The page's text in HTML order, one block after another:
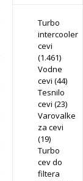
Turbo
intercooler
cevi
(1.461)
Vodne
cevi (44)
Tesnilo
cevi (23)
Varovalke
za cevi
(19)
Turbo
cev do
filtera